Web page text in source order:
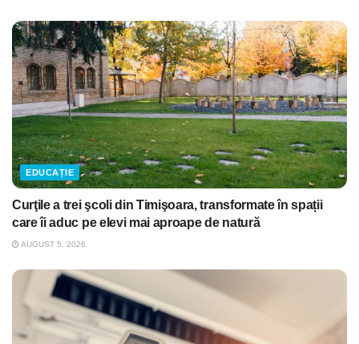
EDUCAȚIE
Curţile a trei şcoli din Timişoara, transformate în spații
care îi aduc pe elevi mai aproape de natură
AUGUST 5, 2026